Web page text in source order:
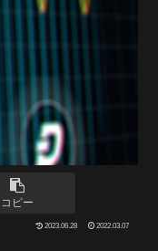
コピー
2023.06.28 2022.03.07